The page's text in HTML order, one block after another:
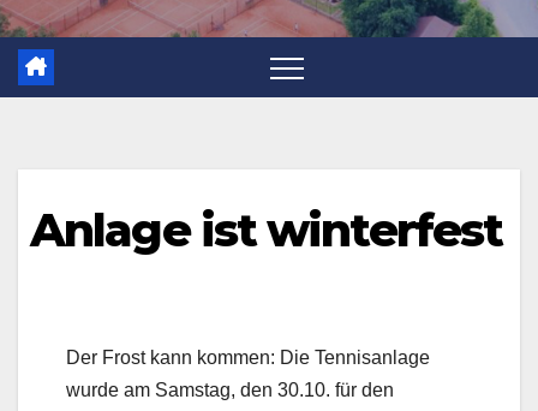
Anlage ist winterfest
Der Frost kann kommen: Die Tennisanlage
wurde am Samstag, den 30.10. für den